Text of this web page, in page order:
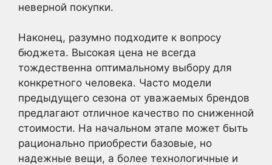
неверной покупки.
Наконец, разумно подходите к вопросу
бюджета. Высокая цена не всегда
тождественна оптимальному выбору для
конкретного человека. Часто модели
предыдущего сезона от уважаемых брендов
предлагают отличное качество по сниженной
стоимости. На начальном этапе может быть
рационально приобрести базовые, но
надежные вещи, а более технологичные и